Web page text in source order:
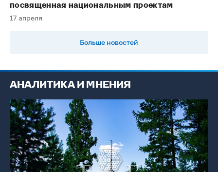
посвященная национальным проектам
17 апреля
Больше новостей
АНАЛИТИКА И МНЕНИЯ